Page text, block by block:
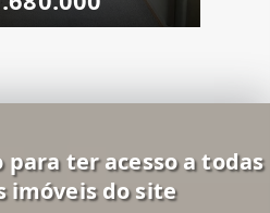
para ter acesso a todas
imóveis do site